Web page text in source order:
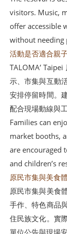
visitors. Music,
offer accessible
without needing
活動是否適合親
TALOMA’
示、市集與互動
安排停留時間。
配合現場動線與
Families can
market booths,
are encouraged
and children’s
原民市集與美食
原民市集與美食
手作、特色商品
住民族文化。實
單位公告與現場安